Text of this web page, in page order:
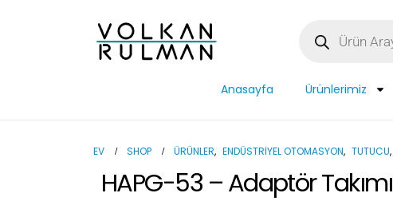
Anasayfa Ürünlerimiz
EV SHOP ÜRÜNLER, ENDÜSTRIYEL OTOMASYON, TUTUCU,
HAPG-53 – Adaptör Takımı